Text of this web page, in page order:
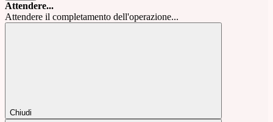
Attendere...
Attendere il completamento dell'operazione...
Chiudi